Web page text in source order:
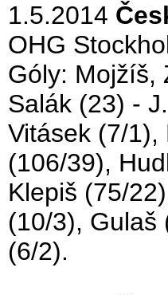
1.5.2014
OHG
Góly: Mojžíš,
Salák (23) -
Vitásek (7/
(106/39),
Klepiš (75/
(10/3), Gulaš
(6/2).